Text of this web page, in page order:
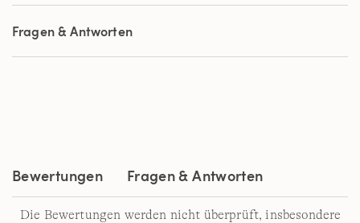
5
Sternen,
Durchschnittswert
Bewertung.
Fragen & Antworten
Bewertungen Fragen & Antworten
Die Bewertungen werden nicht überprüft, insbesondere